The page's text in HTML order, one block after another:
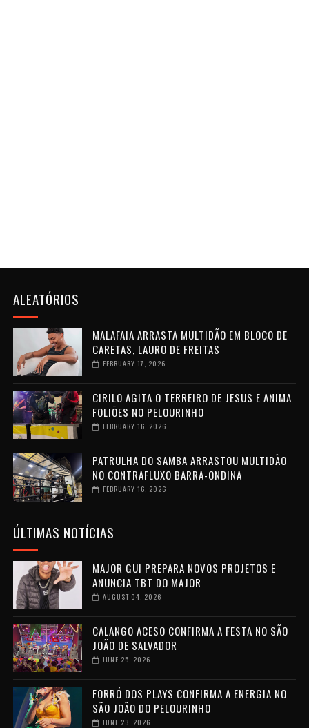
ALEATÓRIOS
MALAFAIA ARRASTA MULTIDÃO EM BLOCO DE
CARETAS, LAURO DE FREITAS
FEBRUARY 17, 2026
CIRILO AGITA O TERREIRO DE JESUS E ANIMA
FOLIÕES NO PELOURINHO
FEBRUARY 16, 2026
PATRULHA DO SAMBA ARRASTOU MULTIDÃO
NO CONTRAFLUXO BARRA-ONDINA
FEBRUARY 16, 2026
ÚLTIMAS NOTÍCIAS
MAJOR GUI PREPARA NOVOS PROJETOS E
ANUNCIA TBT DO MAJOR
AUGUST 04, 2026
CALANGO ACESO CONFIRMA A FESTA NO SÃO
JOÃO DE SALVADOR
JUNE 25, 2026
FORRÓ DOS PLAYS CONFIRMA A ENERGIA NO
SÃO JOÃO DO PELOURINHO
JUNE 23, 2026